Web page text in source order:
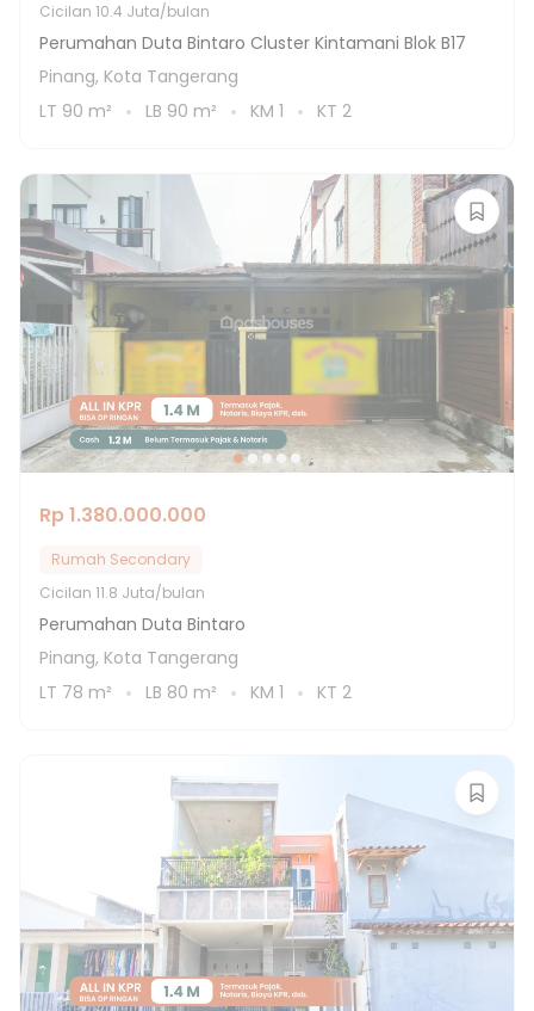
Cicilan 10.4 Juta/bulan
Perumahan Duta Bintaro Cluster Kintamani Blok B17
Pinang, Kota Tangerang
LT 90 m² LB 90 m² KM 1 KT 2
Rp 1.380.000.000
Rumah Secondary
Cicilan 11.8 Juta/bulan
Perumahan Duta Bintaro
Pinang, Kota Tangerang
LT 78 m² LB 80 m² KM 1 KT 2